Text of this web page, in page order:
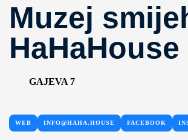
Muzej
HaHaHouse
GAJEVA 7
WEB INFO@HAHA.HOUSE FACEBOOK